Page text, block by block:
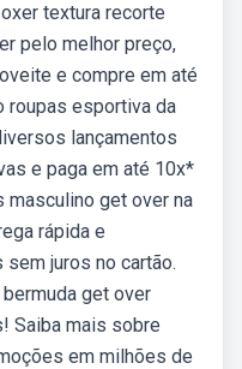
textura recorte
pelo melhor preço,
e compre em até
roupas esportiva da
lançamentos
e paga em até 10x*
masculino get over na
rápida e
juros no cartão.
get over
Saiba mais sobre
em milhões de